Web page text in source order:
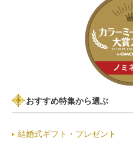
おすすめ特集から選ぶ
結婚式ギフト・プレゼント